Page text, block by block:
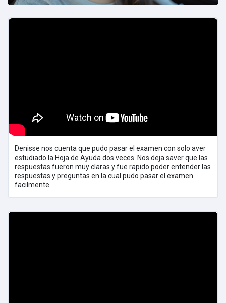
Denisse nos cuenta que pudo pasar el examen con solo aver
estudiado la Hoja de Ayuda dos veces. Nos deja saver que las
respuestas fueron muy claras y fue rapido poder entender las
respuestas y preguntas en la cual pudo pasar el examen
facilmente.